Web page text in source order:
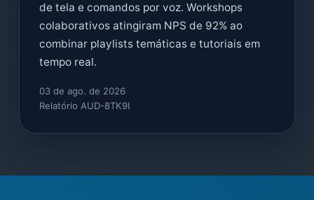
de tela e comandos por voz. Workshops
colaborativos atingiram NPS de 92% ao
combinar playlists temáticas e tutoriais em
tempo real.
03 de ago. de 2026
Relatório AUD-8TK9I